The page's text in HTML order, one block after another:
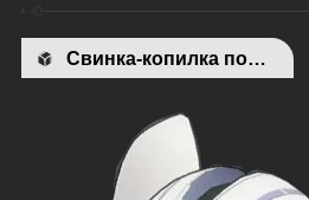
Свинка-копилка